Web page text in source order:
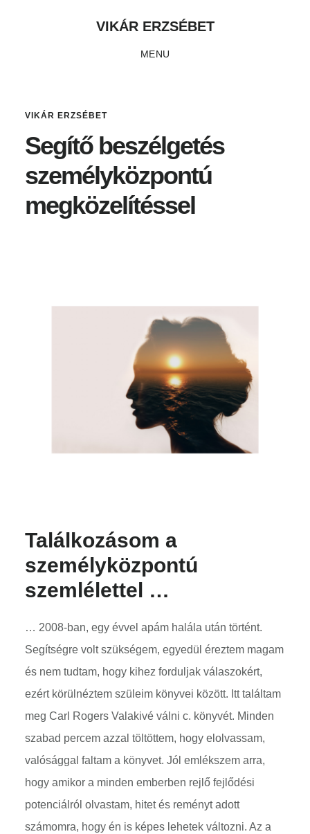
VIKÁR ERZSÉBET
MENU
VIKÁR ERZSÉBET
Segítő beszélgetés
személyközpontú
megközelítéssel
Találkozásom a
személyközpontú
szemlélettel …
… 2008-ban, egy évvel apám halála után történt.
Segítségre volt szükségem, egyedül éreztem magam
és nem tudtam, hogy kihez forduljak válaszokért,
ezért körülnéztem szüleim könyvei között. Itt találtam
meg Carl Rogers Valakivé válni c. könyvét. Minden
szabad percem azzal töltöttem, hogy elolvassam,
valósággal faltam a könyvet. Jól emlékszem arra,
hogy amikor a minden emberben rejlő fejlődési
potenciálról olvastam, hitet és reményt adott
számomra, hogy én is képes lehetek változni. Az a